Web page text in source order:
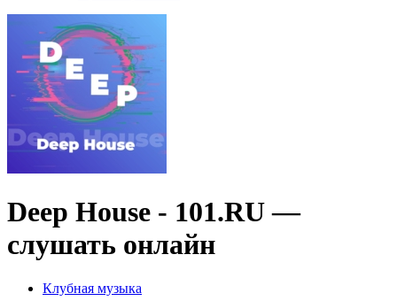
Deep House - 101.RU —
слушать онлайн
Клубная музыка